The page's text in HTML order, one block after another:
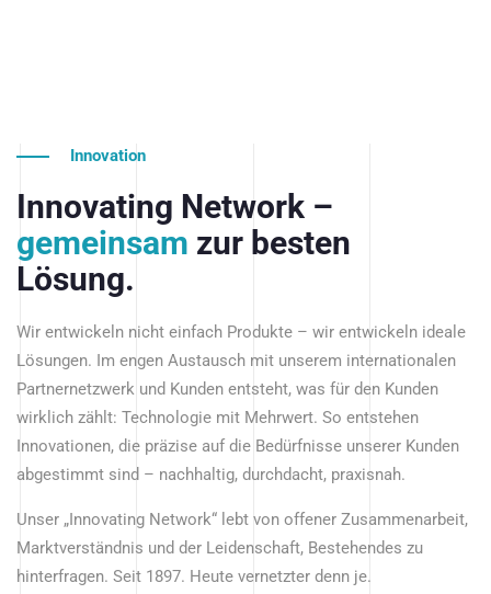
Innovation
Innovating Network –
gemeinsam zur besten
Lösung.
Wir entwickeln nicht einfach Produkte – wir entwickeln ideale
Lösungen. Im engen Austausch mit unserem internationalen
Partnernetzwerk und Kunden entsteht, was für den Kunden
wirklich zählt: Technologie mit Mehrwert. So entstehen
Innovationen, die präzise auf die Bedürfnisse unserer Kunden
abgestimmt sind – nachhaltig, durchdacht, praxisnah.
Unser „Innovating Network“ lebt von offener Zusammenarbeit,
Marktverständnis und der Leidenschaft, Bestehendes zu
hinterfragen. Seit 1897. Heute vernetzter denn je.